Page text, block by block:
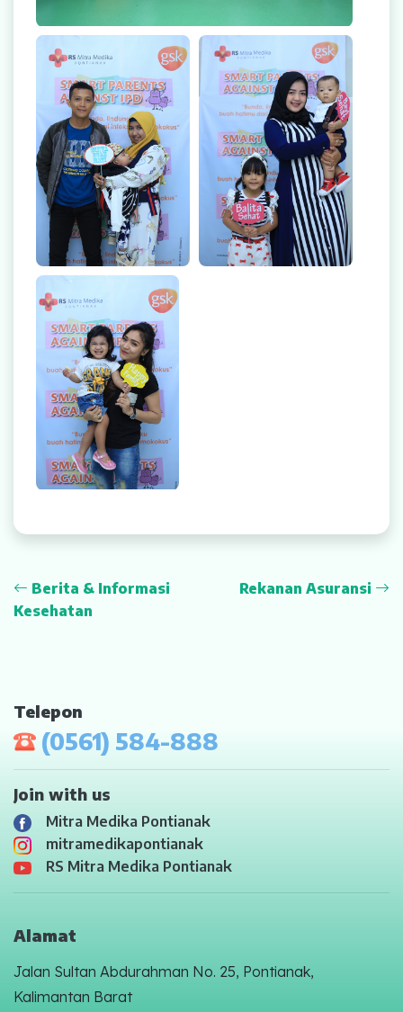
Smart Parent Against IPD Smart Parent Against IPD
Smart Parent Against
IPD
Berita & Informasi
Kesehatan
Rekanan Asuransi
Telepon
(0561) 584-888
Join with us
Mitra Medika Pontianak
mitramedikapontianak
RS Mitra Medika Pontianak
Alamat
Jalan Sultan Abdurahman No. 25, Pontianak,
Kalimantan Barat